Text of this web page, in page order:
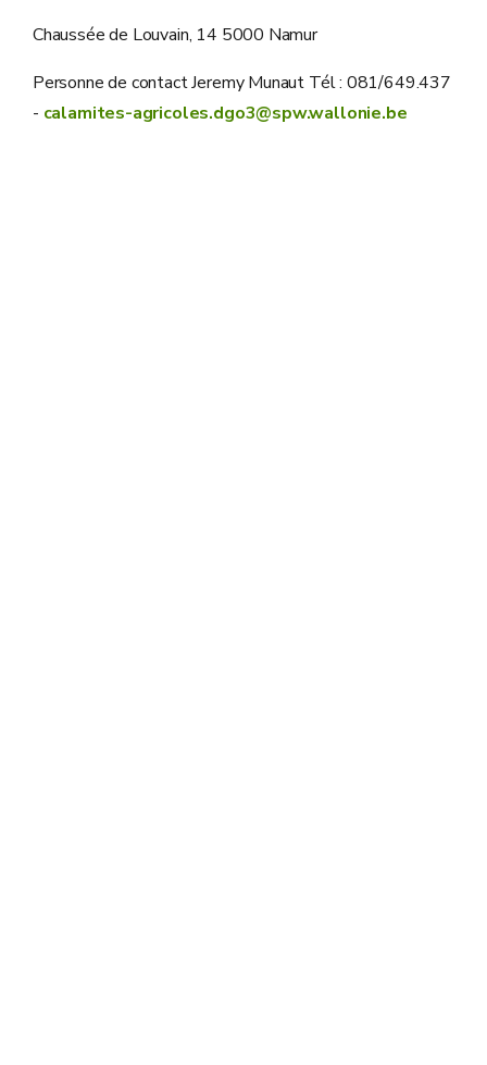
Chaussée de Louvain, 14 5000 Namur
Personne de contact Jeremy Munaut Tél : 081/649.437
- calamites-agricoles.dgo3@spw.wallonie.be